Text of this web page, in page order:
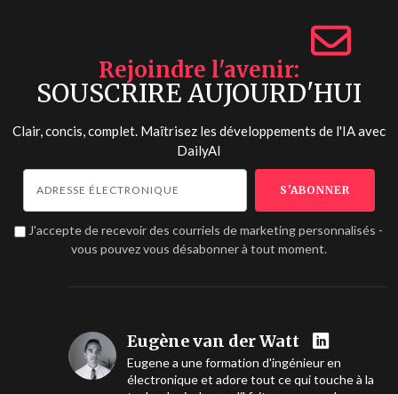
Rejoindre l'avenir
SOUSCRIRE AUJOURD'HUI
Clair, concis, complet. Maîtrisez les développements de l'IA avec
DailyAI
J'accepte de recevoir des courriels de marketing personnalisés -
vous pouvez vous désabonner à tout moment.
Eugène van der Watt
Eugene a une formation d'ingénieur en
électronique et adore tout ce qui touche à la